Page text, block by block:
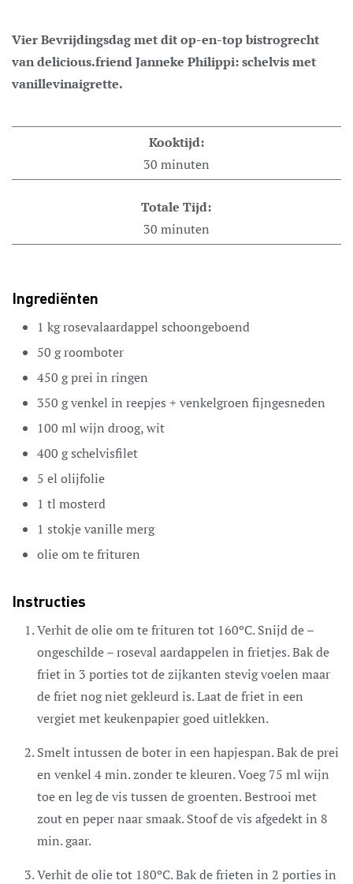
Vier Bevrijdingsdag met dit op-en-top bistrogrecht
van delicious.friend Janneke Philippi: schelvis met
vanillevinaigrette.
Kooktijd:
30 minuten
Totale Tijd:
30 minuten
Ingrediënten
1 kgrosevalaardappel schoongeboend
50 groomboter
450 gprei in ringen
350 gvenkel in reepjes + venkelgroen fijngesneden
100 ml wijn droog, wit
400 gschelvisfilet
5 el olijfolie
1 tl mosterd
1 stokjevanillemerg
olie om te frituren
Instructies
Verhit de olie om te frituren tot 160ºC. Snijd de –
ongeschilde – roseval aardappelen in frietjes. Bak de
friet in 3 porties tot de zijkanten stevig voelen maar
de friet nog niet gekleurd is. Laat de friet in een
vergiet met keukenpapier goed uitlekken.
Smelt intussen de boter in een hapjespan. Bak de prei
en venkel 4 min. zonder te kleuren. Voeg 75 ml wijn
toe en leg de vis tussen de groenten. Bestrooi met
zout en peper naar smaak. Stoof de vis afgedekt in 8
min. gaar.
Verhit de olie tot 180ºC. Bak de frieten in 2 porties in